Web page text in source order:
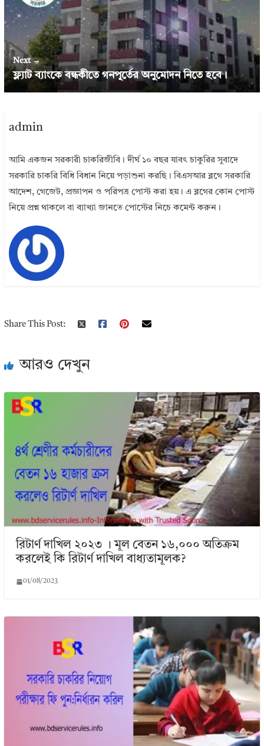
Next →
ফ্ল্যাট ব্যাংকে বন্ধকীতে গনপূর্তের অনুমোদন নিতে হবে।
admin
আমি একজন সরকারী চাকরিজীবি। দীর্ঘ ১০ বছর যাবৎ চাকুরির সুবাদে
সরকারি চাকরি বিধি বিধান নিয়ে পড়াশুনা করছি। বিএসআর ব্লগে সরকারি
আদেশ, গেজেট, প্রজ্ঞাপন ও পরিপত্র পোস্ট করা হয়। এ ব্লগের কোন পোস্ট
নিয়ে প্রশ্ন থাকলে বা ব্যাখ্যা জানতে পোস্টের নিচে কমেন্ট করুন।
Share This Post:
আরও দেখুন
রিটার্ণ দাখিল ২০২৩ । মূল বেতন ১৬,০০০ অতিক্রম
করলেই কি রিটার্ণ দাখিল বাধ্যতামূলক?
01/08/2023